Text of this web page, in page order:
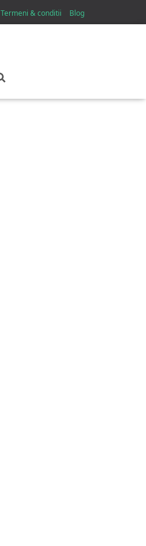
Termeni & conditii Blog